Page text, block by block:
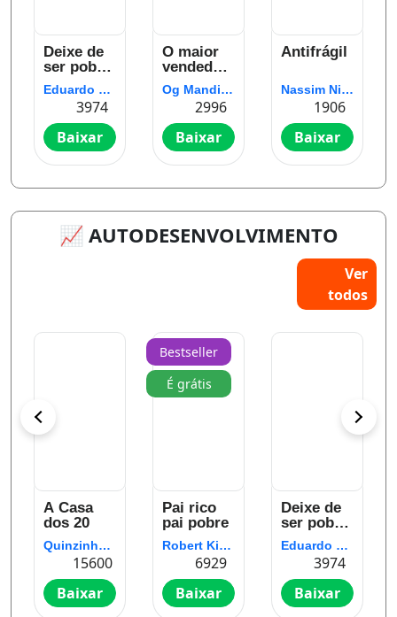
Deixe de
ser pobre:
Os
segredos
para você
sair da
pindaíba e
conquistar
independência
Eduardo Feldberg
3974
Baixar
O maior
vendedor
do mundoOg Mandino
2996
Baixar
Antifrágil
Nassim Nicholas Taleb
1906
Baixar
📈 AUTODESENVOLVIMENTO
Ver
todos
A Casa
dos 20
Quinzinho Oliveira
15600
Baixar
Bestseller
É grátis
Pai rico
pai pobre
Robert Kiyosaki
6929
Baixar
Deixe de
ser pobre:
Os
segredos
para você
sair da
pindaíba e
conquistar
Eduardo Feldberg
3974
Baixar